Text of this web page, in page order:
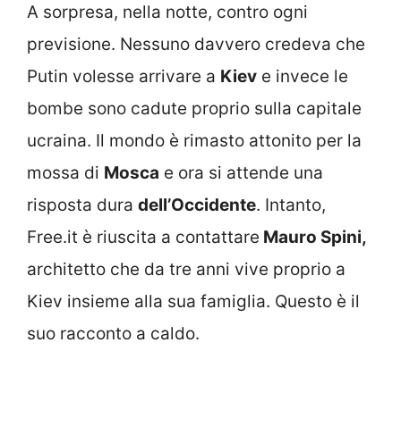
A sorpresa, nella notte, contro ogni
previsione. Nessuno davvero credeva che
Putin volesse arrivare a Kiev e invece le
bombe sono cadute proprio sulla capitale
ucraina. Il mondo è rimasto attonito per la
mossa di Mosca e ora si attende una
risposta dura dell’Occidente. Intanto,
Free.it è riuscita a contattare Mauro Spini,
architetto che da tre anni vive proprio a
Kiev insieme alla sua famiglia. Questo è il
suo racconto a caldo.